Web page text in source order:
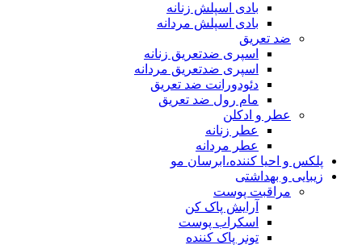
بادی اسپلش زنانه
بادی اسپلش مردانه
ضد تعریق
اسپری ضدتعریق زنانه
اسپری ضدتعریق مردانه
دئودورانت ضد تعریق
مام رول ضد تعریق
عطر و ادکلن
عطر زنانه
عطر مردانه
پلکس و احیا کننده،ابرسان مو
زیبایی و بهداشتی
مراقبت پوست
آرایش پاک کن
اسکراب پوست
تونر پاک کننده